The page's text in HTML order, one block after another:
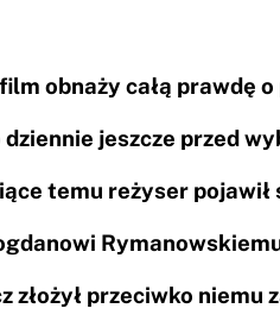
obnaży całą prawdę
jeszcze przed
temu reżyser
złożył przeciwko niemu